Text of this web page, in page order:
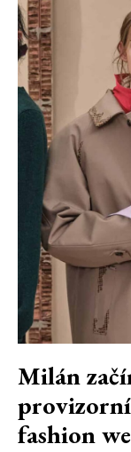
Milán
fashion